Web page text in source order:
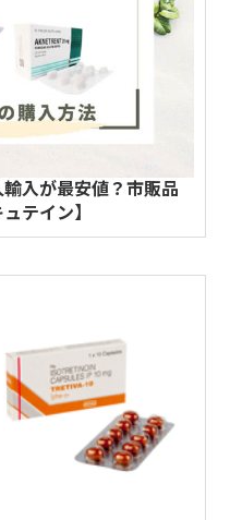
入が最安値？市販品
テイン】